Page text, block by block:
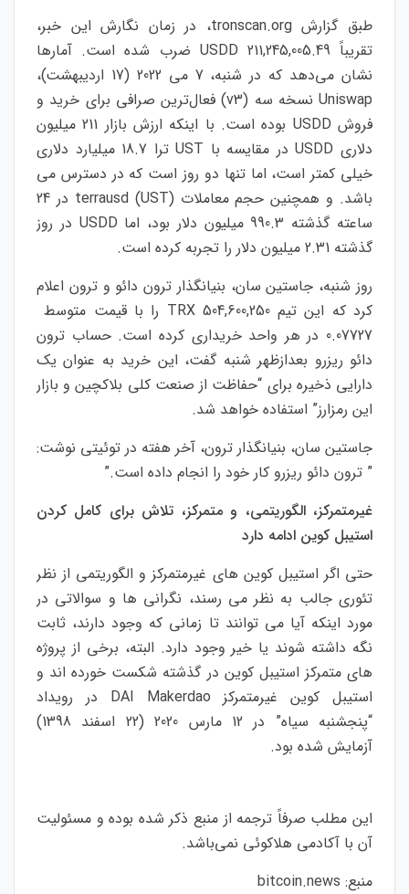
طبق گزارش tronscan.org، در زمان نگارش این خبر،
تقریباً 211,245,005.49 USDD ضرب شده است. آمارها
نشان می‌دهد که در شنبه، 7 می 2022 (17 اردیبهشت)،
Uniswap نسخه سه (v3) فعال‌ترین صرافی برای خرید و
فروش USDD بوده است. با اینکه ارزش بازار 211 میلیون
دلاری USDD در مقایسه با UST ترا 18.7 میلیارد دلاری
خیلی کمتر است، اما تنها دو روز است که در دسترس می
باشد. و همچنین حجم معاملات terrausd (UST) در 24
ساعته گذشته 990.3 میلیون دلار بود، اما USDD در روز
گذشته 2.31 میلیون دلار را تجربه کرده است.
روز شنبه، جاستین سان، بنیانگذار ترون دائو و ترون اعلام
0.07727 در هر واحد خریداری کرده است. حساب ترون
دائو ریزرو بعدازظهر شنبه گفت، این خرید به عنوان یک
دارایی ذخیره برای “حفاظت از صنعت کلی بلاکچین و بازار
این رمزارز” استفاده خواهد شد.
جاستین سان، بنیانگذار ترون، آخر هفته در توئیتی نوشت:
” ترون دائو ریزرو کار خود را انجام داده است.”
غیرمتمرکز، الگوریتمی، و متمرکز، تلاش برای کامل کردن
استیبل کوین ادامه دارد
حتی اگر استیبل کوین های غیرمتمرکز و الگوریتمی از نظر
تئوری جالب به نظر می رسند، نگرانی ها و سوالاتی در
مورد اینکه آیا می توانند تا زمانی که وجود دارند، ثابت
نگه داشته شوند یا خیر وجود دارد. البته، برخی از پروژه
های متمرکز استیبل کوین در گذشته شکست خورده اند و
استیبل کوین غیرمتمرکز DAI Makerdao در رویداد
“پنجشنبه سیاه” در 12 مارس 2020 (22 اسفند 1398)
آزمایش شده بود.
این مطلب صرفاً ترجمه از منبع ذکر شده بوده و مسئولیت
آن با آکادمی هلاکوئی نمی‌باشد.
منبع: bitcoin.news